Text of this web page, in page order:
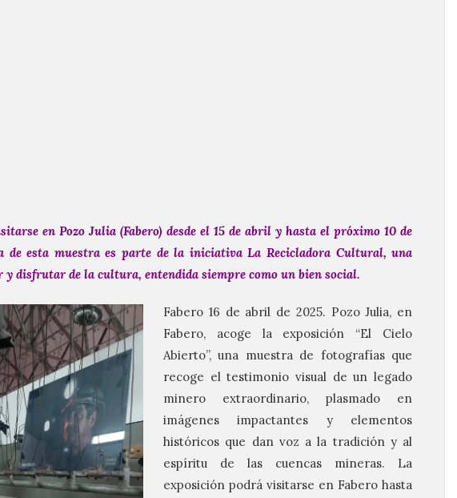
en Pozo Julia (Fabero) desde el 15 de abril y hasta el próximo 10 de
de esta muestra es parte de la iniciativa La Recicladora Cultural, una
y disfrutar de la cultura, entendida siempre como un bien social.
Fabero 16 de abril de 2025. Pozo Julia, en
Fabero, acoge la exposición “El Cielo
Abierto”, una muestra de fotografías que
recoge el testimonio visual de un legado
minero extraordinario, plasmado en
imágenes impactantes y elementos
históricos que dan voz a la tradición y al
espíritu de las cuencas mineras. La
exposición podrá visitarse en Fabero hasta